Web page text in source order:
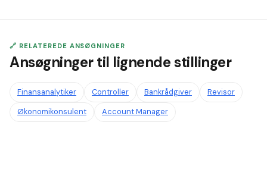
🔗 RELATEREDE ANSØGNINGER
Ansøgninger til lignende stillinger
Finansanalytiker Controller Bankrådgiver
Revisor
Økonomikonsulent
Account Manager